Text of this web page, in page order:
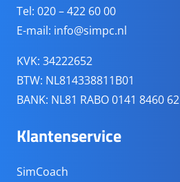
Tel: 020 – 422 60 00
E-mail: info@simpc.nl
KVK: 34222652
BTW: NL814338811B01
BANK: NL81 RABO 0141 8460 62
Klantenservice
SimCoach